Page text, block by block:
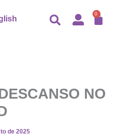
0
NO
de 2025